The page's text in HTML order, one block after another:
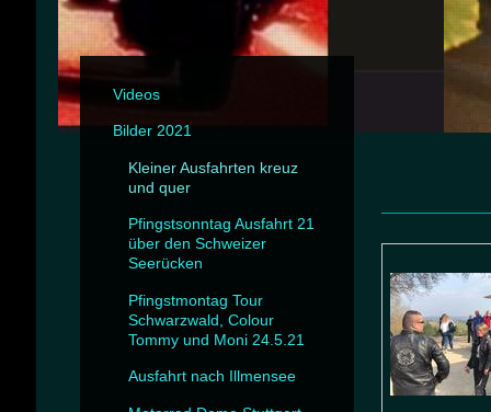
Videos
Bilder 2021
Kleiner Ausfahrten kreuz
und quer
Pfingstsonntag Ausfahrt 21
über den Schweizer
Seerücken
Pfingstmontag Tour
Schwarzwald, Colour
Tommy und Moni 24.5.21
Ausfahrt nach Illmensee